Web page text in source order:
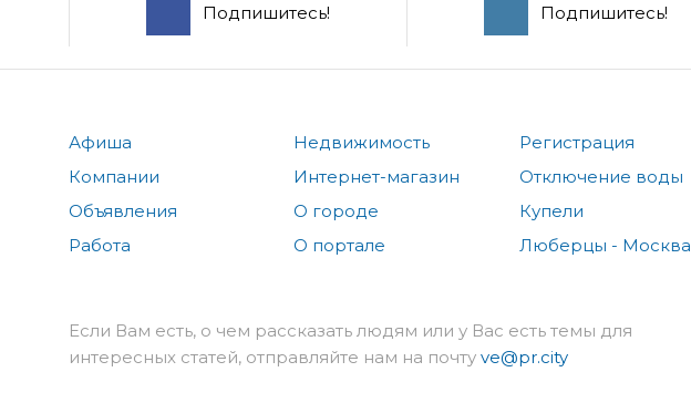
Подпишитесь! Подпишитесь!
Афиша
Компании
Объявления
Работа
Недвижимость
Интернет-магазин
О городе
О портале
Регистрация
Отключение воды
Купели
Люберцы - Москва
Если Вам есть, о чем рассказать людям или у Вас есть темы для
интересных статей, отправляйте нам на почту ve@pr.city